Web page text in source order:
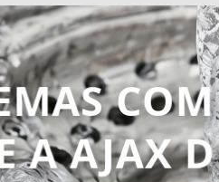
AAJAX